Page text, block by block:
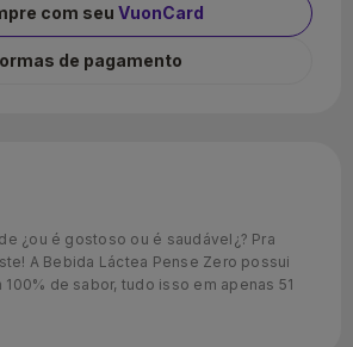
com seu VuonCard
de pagamento
¿ou é gostoso ou é saudável¿? Pra
A Bebida Láctea Pense Zero possui
de sabor, tudo isso em apenas 51